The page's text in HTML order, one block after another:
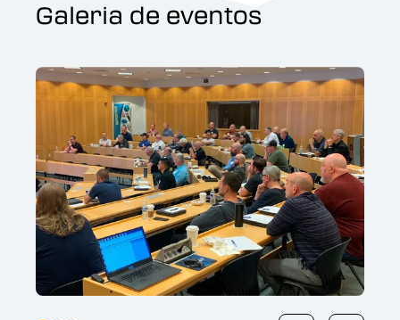
Galeria de eventos